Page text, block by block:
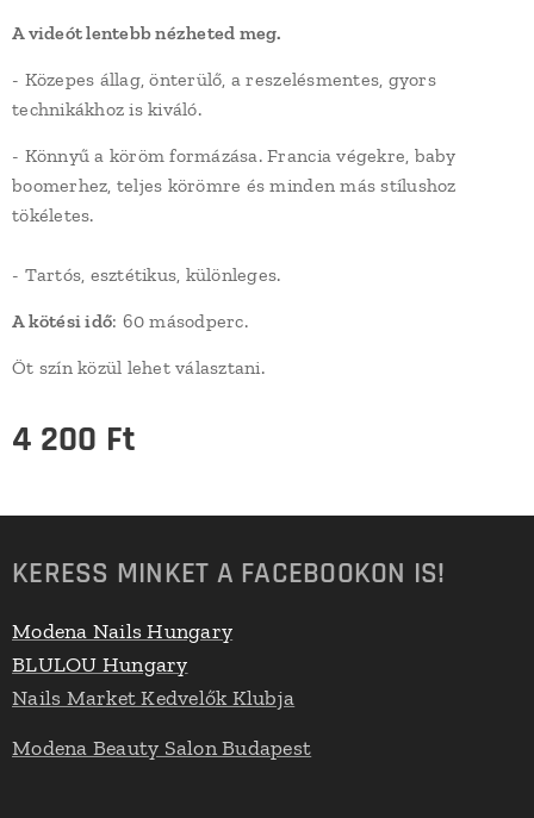
A videót lentebb nézheted meg.
- Közepes állag, önterülő, a reszelésmentes, gyors
technikákhoz is kiváló.
- Könnyű a köröm formázása. Francia végekre, baby
boomerhez, teljes körömre és minden más stílushoz
tökéletes.
- Tartós, esztétikus, különleges.
A kötési idő: 60 másodperc.
Öt szín közül lehet választani.
4 200 Ft
KERESS MINKET A FACEBOOKON IS!
Modena Nails Hungary
BLULOU Hungary
Nails Market Kedvelők Klubja
Modena Beauty Salon Budapest